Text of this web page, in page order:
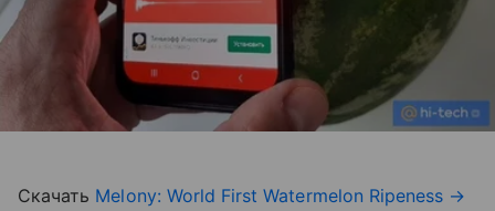
Скачать Melony: World First Watermelon Ripeness →